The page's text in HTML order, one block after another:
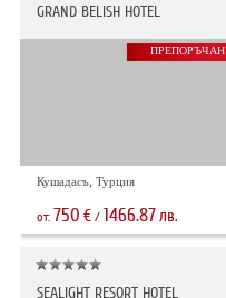
GRAND BELISH HOTEL
ПРЕПОРЪЧАН
Кушадасъ, Турция
от: 750 €/ 1466.87лв.
SEALIGHT RESORT HOTEL